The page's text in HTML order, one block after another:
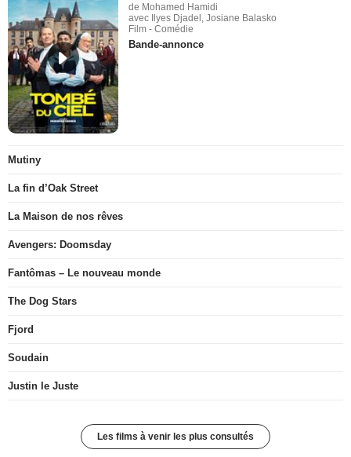
de Mohamed Hamidi
avec Ilyes Djadel, Josiane Balasko
Film - Comédie
Bande-annonce
Mutiny
La fin d’Oak Street
La Maison de nos rêves
Avengers: Doomsday
Fantômas – Le nouveau monde
The Dog Stars
Fjord
Soudain
Justin le Juste
Les films à venir les plus consultés